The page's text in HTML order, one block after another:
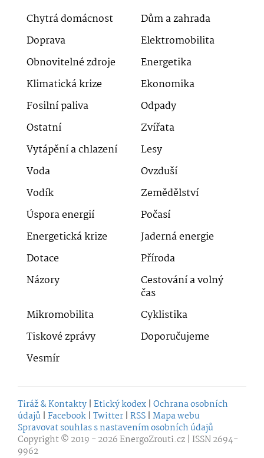
Chytrá domácnost
Dům a zahrada
Doprava
Elektromobilita
Obnovitelné zdroje
Energetika
Klimatická krize
Ekonomika
Fosilní paliva
Odpady
Ostatní
Zvířata
Vytápění a chlazení
Lesy
Voda
Ovzduší
Vodík
Zemědělství
Úspora energií
Počasí
Energetická krize
Jaderná energie
Dotace
Příroda
Názory
Cestování a volný
čas
Mikromobilita
Cyklistika
Tiskové zprávy
Doporučujeme
Vesmír
Tiráž & Kontakty | Etický kodex | Ochrana osobních
údajů | Facebook | Twitter | RSS | Mapa webu
Spravovat souhlas s nastavením osobních údajů
Copyright © 2019 - 2026EnergoZrouti.cz | ISSN 2694-
9962